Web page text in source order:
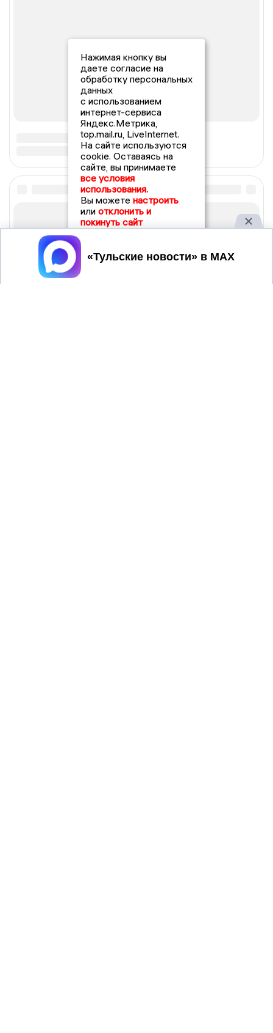
Нажимая кнопку вы
даете согласие на
обработку персональных
данных
с использованием
интернет-сервиса
Яндекс.Метрика,
top.mail.ru, LiveInternet.
На сайте используются
cookie. Оставаясь на
сайте, вы принимаете
все условия
использования.
Вы можете настроить
или отклонить и
покинуть сайт
Принять